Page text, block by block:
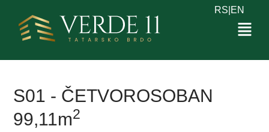
RS EN
S01 - ČETVOROSOBAN
99,11m2